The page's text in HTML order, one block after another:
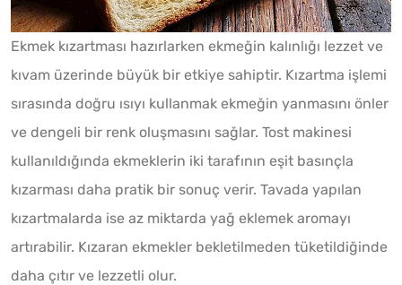
Ekmek kızartması hazırlarken ekmeğin kalınlığı lezzet ve
kıvam üzerinde büyük bir etkiye sahiptir. Kızartma işlemi
sırasında doğru ısıyı kullanmak ekmeğin yanmasını önler
ve dengeli bir renk oluşmasını sağlar. Tost makinesi
kullanıldığında ekmeklerin iki tarafının eşit basınçla
kızarması daha pratik bir sonuç verir. Tavada yapılan
kızartmalarda ise az miktarda yağ eklemek aromayı
artırabilir. Kızaran ekmekler bekletilmeden tüketildiğinde
daha çıtır ve lezzetli olur.